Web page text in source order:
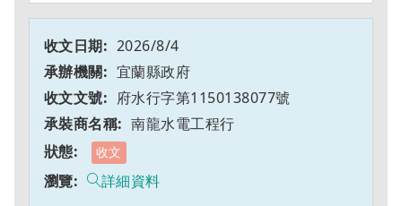
2026/8/4
宜蘭縣政府
府水行字第1150138077號
南龍水電工程行
收文
詳細資料